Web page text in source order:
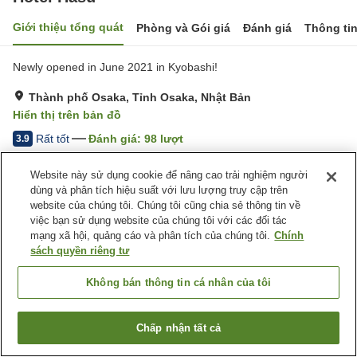
Giới thiệu tổng quát Phòng và Gói giá Đánh giá Thông
Newly opened in June 2021 in Kyobashi!
Thành phố Osaka, Tỉnh Osaka, Nhật Bản
Hiển thị trên bản đồ
3.9 Rất tốt Đánh giá: 98 lượt
Trang chủ Nhật Bản Tỉnh Osaka
Thành phố Osaka
Hotel Hasu
Tìm phòng trống
Website này sử dụng cookie để nâng cao trải nghiệm người
dùng và phân tích hiệu suất với lưu lượng truy cập trên
website của chúng tôi. Chúng tôi cũng chia sẻ thông tin về
việc bạn sử dụng website của chúng tôi với các đối tác
mạng xã hội, quảng cáo và phân tích của chúng tôi. Chính
sách quyền riêng tư
Không bán thông tin cá nhân của tôi
Chấp nhận tất cả